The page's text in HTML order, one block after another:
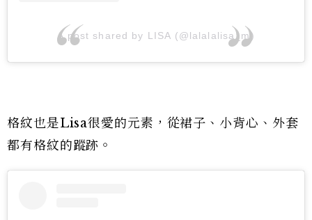
A post shared by LISA (@lalalalisa_m)
格紋也是Lisa很愛的元素，從裙子、小背心、外套
都有格紋的蹤跡。